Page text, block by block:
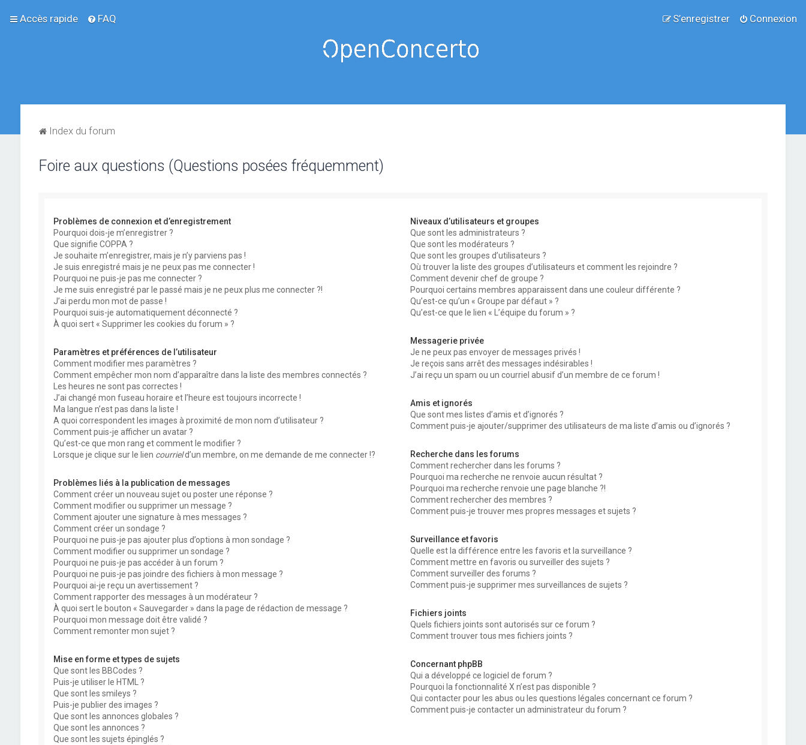
Accès rapide FAQ Connexion
S’enregistrer
Index du forum
Foire aux questions (Questions posées fréquemment)
Problèmes de connexion et d’enregistrement
Pourquoi dois-je m’enregistrer ?
Que signifie COPPA ?
Je souhaite m’enregistrer, mais je n’y parviens pas !
Je suis enregistré mais je ne peux pas me connecter !
Pourquoi ne puis-je pas me connecter ?
Je me suis enregistré par le passé mais je ne peux plus me connecter ?!
J’ai perdu mon mot de passe !
Pourquoi suis-je automatiquement déconnecté ?
À quoi sert « Supprimer les cookies du forum » ?
Paramètres et préférences de l’utilisateur
Comment modifier mes paramètres ?
Comment empêcher mon nom d’apparaître dans la liste des membres connectés ?
Les heures ne sont pas correctes !
J’ai changé mon fuseau horaire et l’heure est toujours incorrecte !
Ma langue n’est pas dans la liste !
A quoi correspondent les images à proximité de mon nom d’utilisateur ?
Comment puis-je afficher un avatar ?
Qu’est-ce que mon rang et comment le modifier ?
Lorsque je clique sur le lien courrield’un membre, on me demande de me connecter !?
Problèmes liés à la publication de messages
Comment créer un nouveau sujet ou poster une réponse ?
Comment modifier ou supprimer un message ?
Comment ajouter une signature à mes messages ?
Comment créer un sondage ?
Pourquoi ne puis-je pas ajouter plus d’options à mon sondage ?
Comment modifier ou supprimer un sondage ?
Pourquoi ne puis-je pas accéder à un forum ?
Pourquoi ne puis-je pas joindre des fichiers à mon message ?
Pourquoi ai-je reçu un avertissement ?
Comment rapporter des messages à un modérateur ?
À quoi sert le bouton « Sauvegarder » dans la page de rédaction de message ?
Pourquoi mon message doit être validé ?
Comment remonter mon sujet ?
Mise en forme et types de sujets
Que sont les BBCodes ?
Puis-je utiliser le HTML ?
Que sont les smileys ?
Puis-je publier des images ?
Que sont les annonces globales ?
Que sont les annonces ?
Que sont les sujets épinglés ?
Niveaux d’utilisateurs et groupes
Que sont les administrateurs ?
Que sont les modérateurs ?
Que sont les groupes d’utilisateurs ?
Où trouver la liste des groupes d’utilisateurs et comment les rejoindre ?
Comment devenir chef de groupe ?
Pourquoi certains membres apparaissent dans une couleur différente ?
Qu’est-ce qu’un « Groupe par défaut » ?
Qu’est-ce que le lien « L’équipe du forum » ?
Messagerie privée
Je ne peux pas envoyer de messages privés !
Je reçois sans arrêt des messages indésirables !
J’ai reçu un spam ou un courriel abusif d’un membre de ce forum !
Amis et ignorés
Que sont mes listes d’amis et d’ignorés ?
Comment puis-je ajouter/supprimer des utilisateurs de ma liste d’amis ou d’ignorés ?
Recherche dans les forums
Comment rechercher dans les forums ?
Pourquoi ma recherche ne renvoie aucun résultat ?
Pourquoi ma recherche renvoie une page blanche ?!
Comment rechercher des membres ?
Comment puis-je trouver mes propres messages et sujets ?
Surveillance et favoris
Quelle est la différence entre les favoris et la surveillance ?
Comment mettre en favoris ou surveiller des sujets ?
Comment surveiller des forums ?
Comment puis-je supprimer mes surveillances de sujets ?
Fichiers joints
Quels fichiers joints sont autorisés sur ce forum ?
Comment trouver tous mes fichiers joints ?
Concernant phpBB
Qui a développé ce logiciel de forum ?
Pourquoi la fonctionnalité X n’est pas disponible ?
Qui contacter pour les abus ou les questions légales concernant ce forum ?
Comment puis-je contacter un administrateur du forum ?